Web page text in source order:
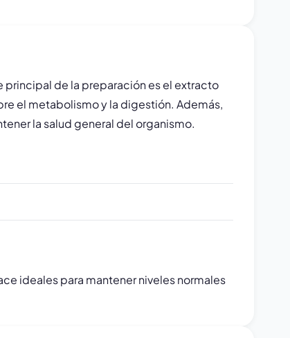
de la preparación es el extracto
el metabolismo y la digestión. Además,
la salud general del organismo.
ideales para mantener niveles normales